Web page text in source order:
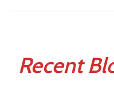
Recent